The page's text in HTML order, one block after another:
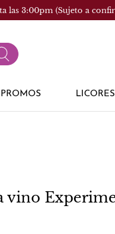
las 3:00pm (Sujeto a
PROMOS LICORES
vino